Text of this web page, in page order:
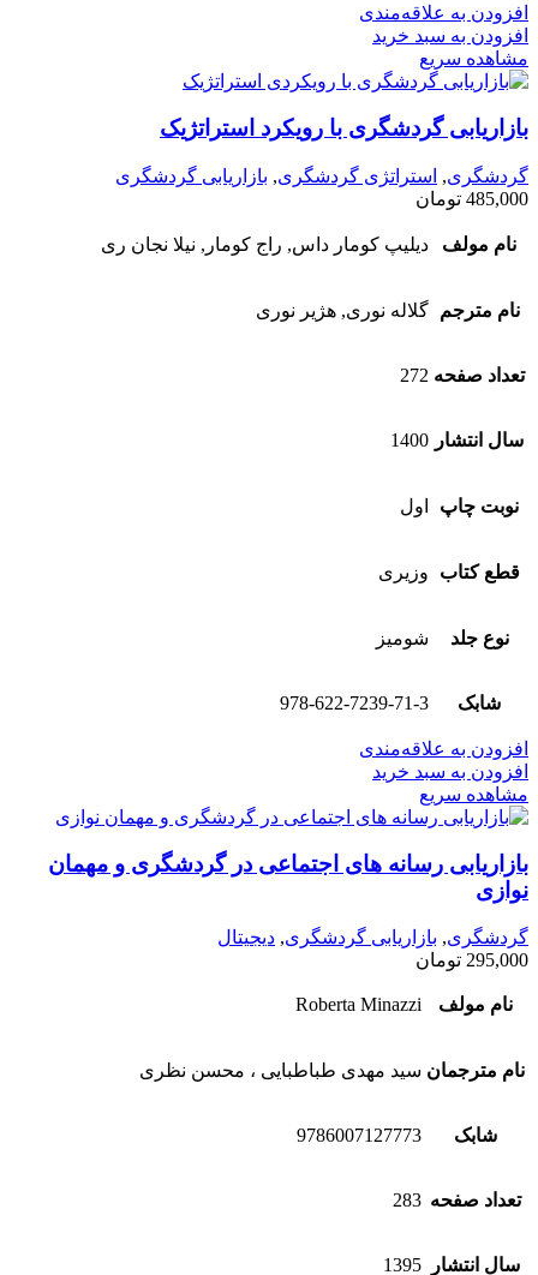
افزودن به علاقه‌مندی
افزودن به سبد خرید
مشاهده سریع
بازاریابی گردشگری با رویکرد استراتژیک
گردشگری, استراتژی گردشگری, بازاریابی گردشگری
485,000 تومان
نام مولف دیلیپ کومار داس, راج کومار, نیلا نجان ری
نام مترجم گلاله نوری, هژیر نوری
تعداد صفحه 272
سال انتشار 1400
نوبت چاپ اول
قطع کتاب وزیری
نوع جلد شومیز
شابک 978-622-7239-71-3
افزودن به علاقه‌مندی
افزودن به سبد خرید
مشاهده سریع
بازاریابی رسانه های اجتماعی در گردشگری و مهمان
نوازی
گردشگری, بازاریابی گردشگری, دیجیتال
295,000 تومان
نام مولف Roberta Minazzi
نام مترجمان سید مهدی طباطبایی ، محسن نظری
شابک 9786007127773
تعداد صفحه 283
سال انتشار 1395